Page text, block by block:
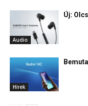
Audio
Új:
Hírek